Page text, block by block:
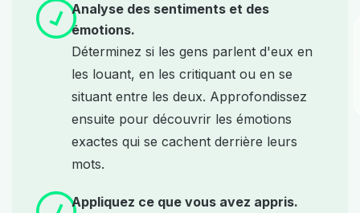
Analyse des sentiments et des
émotions.
Déterminez si les gens parlent d'eux en
les louant, en les critiquant ou en se
situant entre les deux. Approfondissez
ensuite pour découvrir les émotions
exactes qui se cachent derrière leurs
mots.
Appliquez ce que vous avez appris.